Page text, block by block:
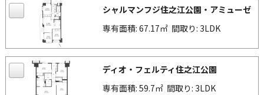
シャルマンフジ住之江公園・アミューゼ
専有面積: 67.17㎡ 間取り: 3LDK
ディオ・フェルティ住之江公園
専有面積: 59.7㎡ 間取り: 3LDK